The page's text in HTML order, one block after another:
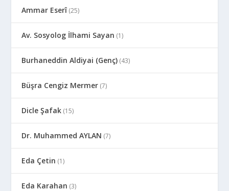
Ammar Eserî(25)
Av. Sosyolog İlhami Sayan (1)
Burhaneddin Aldiyai (Genç) (43)
Büşra Cengiz Mermer (7)
Dicle Şafak (15)
Dr. Muhammed AYLAN (7)
Eda Çetin (1)
Eda Karahan (3)